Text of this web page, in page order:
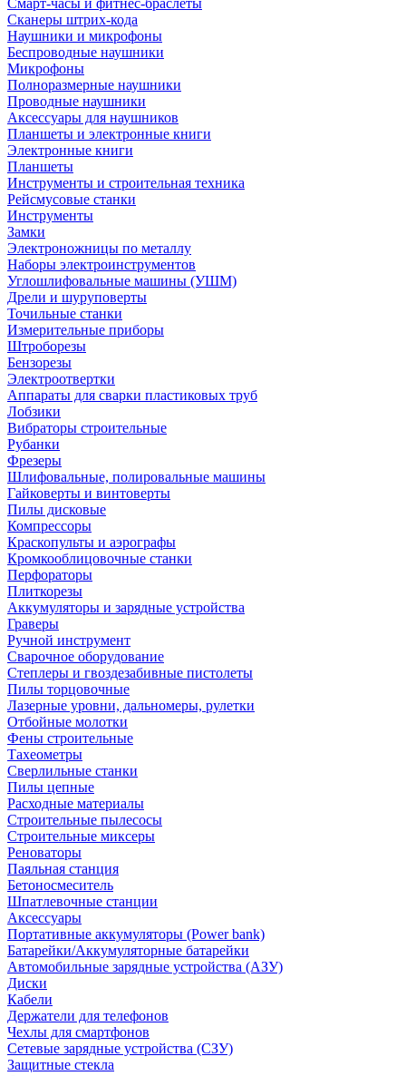
Смарт-часы и фитнес-браслеты
Сканеры штрих-кода
Наушники и микрофоны
Беспроводные наушники
Микрофоны
Полноразмерные наушники
Проводные наушники
Аксессуары для наушников
Планшеты и электронные книги
Электронные книги
Планшеты
Инструменты и строительная техника
Рейсмусовые станки
Инструменты
Замки
Электроножницы по металлу
Наборы электроинструментов
Углошлифовальные машины (УШМ)
Дрели и шуруповерты
Точильные станки
Измерительные приборы
Штроборезы
Бензорезы
Электроотвертки
Аппараты для сварки пластиковых труб
Лобзики
Вибраторы строительные
Рубанки
Фрезеры
Шлифовальные, полировальные машины
Гайковерты и винтоверты
Пилы дисковые
Компрессоры
Краскопульты и аэрографы
Кромкооблицовочные станки
Перфораторы
Плиткорезы
Аккумуляторы и зарядные устройства
Граверы
Ручной инструмент
Сварочное оборудование
Степлеры и гвоздезабивные пистолеты
Пилы торцовочные
Лазерные уровни, дальномеры, рулетки
Отбойные молотки
Фены строительные
Тахеометры
Сверлильные станки
Пилы цепные
Расходные материалы
Строительные пылесосы
Строительные миксеры
Реноваторы
Паяльная станция
Бетоносмеситель
Шпатлевочные станции
Аксессуары
Портативные аккумуляторы (Power bank)
Батарейки/Аккумуляторные батарейки
Автомобильные зарядные устройства (АЗУ)
Диски
Кабели
Держатели для телефонов
Чехлы для смартфонов
Сетевые зарядные устройства (СЗУ)
Защитные стекла